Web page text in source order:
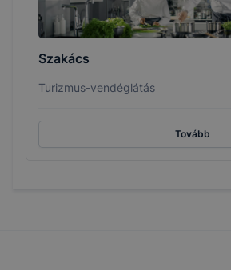
Szakács
Turizmus-vendéglátás
Tovább